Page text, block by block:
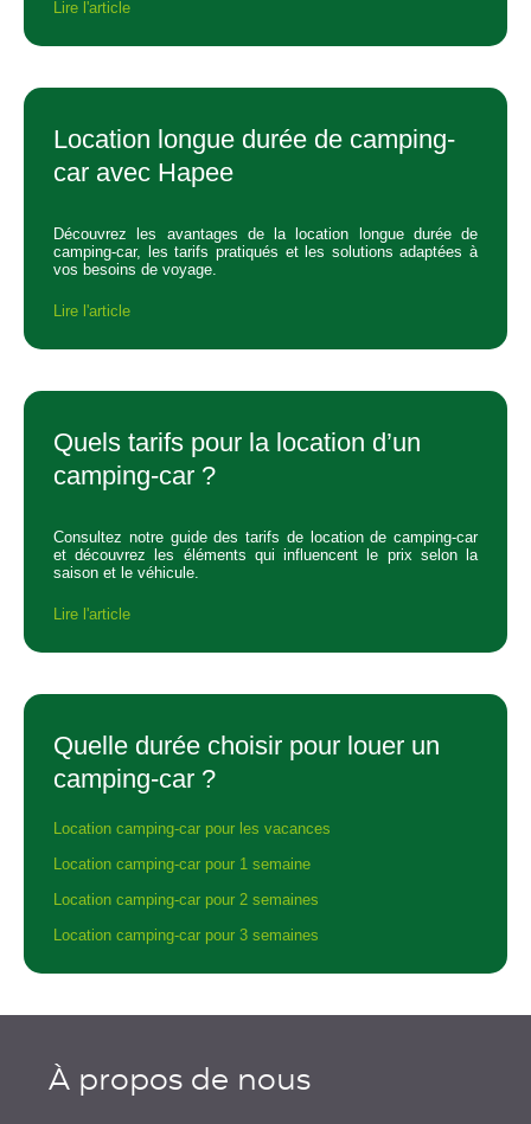
Lire l'article
Location longue durée de camping-
car avec Hapee
Découvrez les avantages de la location longue durée de
camping-car, les tarifs pratiqués et les solutions adaptées à
vos besoins de voyage.
Lire l'article
Quels tarifs pour la location d’un
camping-car ?
Consultez notre guide des tarifs de location de camping-car
et découvrez les éléments qui influencent le prix selon la
saison et le véhicule.
Lire l'article
Quelle durée choisir pour louer un
camping-car ?
Location camping-car pour les vacances
Location camping-car pour 1 semaine
Location camping-car pour 2 semaines
Location camping-car pour 3 semaines
À propos de nous